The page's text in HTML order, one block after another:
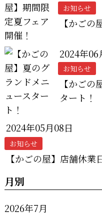
お知らせ
【かごの
2024年06
お知らせ
【かご
タート！
2024年05月08日
お知らせ
【かごの屋】店舗休業
月別
2026年7月